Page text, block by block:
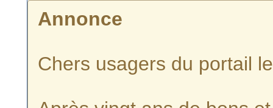
Annonce
Chers usagers du portail